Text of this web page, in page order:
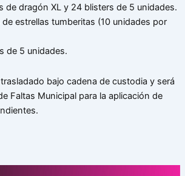
de dragón XL y 24 blisters de 5 unidades.
de estrellas tumberitas (10 unidades por
de 5 unidades.
bajo cadena de custodia y será
Faltas Municipal para la aplicación de